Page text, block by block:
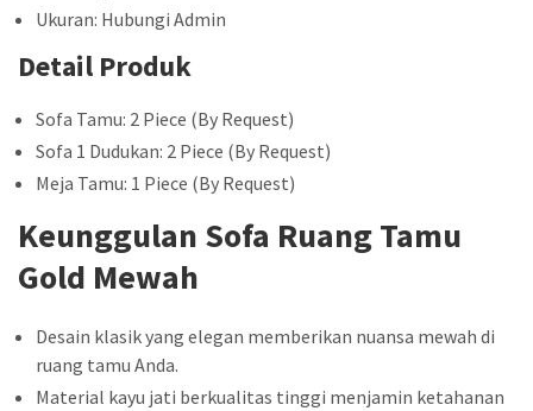
Ukuran: Hubungi Admin
Detail Produk
Sofa Tamu: 2 Piece (By Request)
Sofa 1 Dudukan: 2 Piece (By Request)
Meja Tamu: 1 Piece (By Request)
Keunggulan Sofa Ruang Tamu
Gold Mewah
Desain klasik yang elegan memberikan nuansa mewah di
ruang tamu Anda.
Material kayu jati berkualitas tinggi menjamin ketahanan